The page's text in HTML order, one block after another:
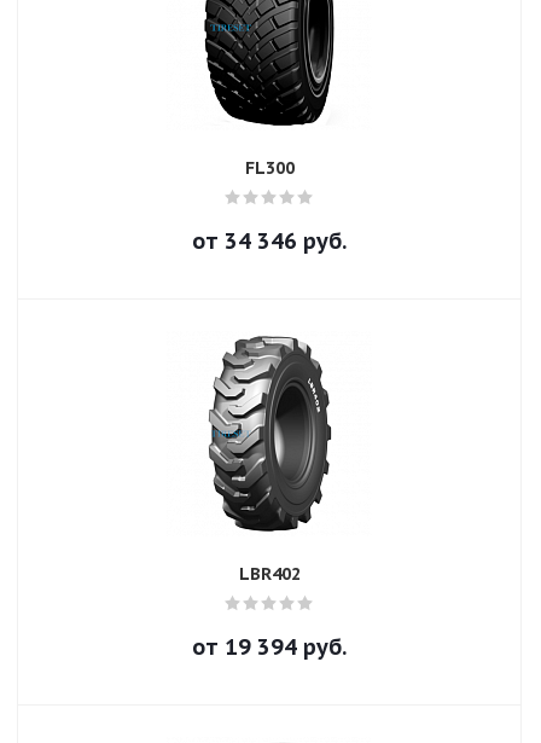
FL300
от 34 346 руб.
LBR402
от 19 394 руб.